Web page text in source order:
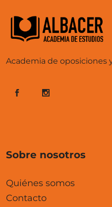
Academia de oposiciones
Sobre nosotros
Quiénes somos
Contacto